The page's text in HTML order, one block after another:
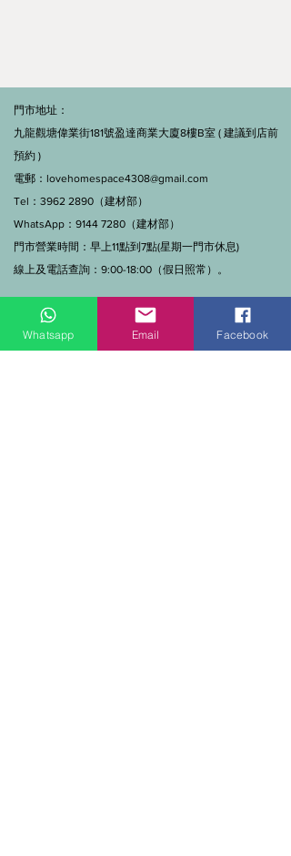
門市地址：
九龍觀塘偉業街181號盈達商業大廈8樓B室 ( 建議到店前
預約 )
電郵： lovehomespace4308@gmail.com
Tel：3962 2890（建材部）
WhatsApp：9144 7280（建材部）
門市營業時間：早上11點到7點(星期一門市休息)
線上及電話查詢：9:00-18:00（假日照常）。
Whatsapp Email Facebook